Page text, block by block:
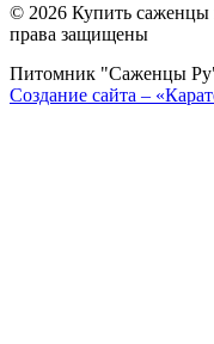
© 2026 Купить
права защищены
Питомник "Саженцы
Создание сайта –